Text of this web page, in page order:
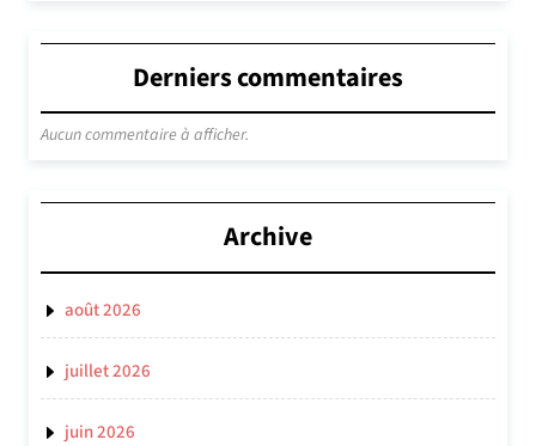
Derniers commentaires
Aucun commentaire à afficher.
Archive
août 2026
juillet 2026
juin 2026